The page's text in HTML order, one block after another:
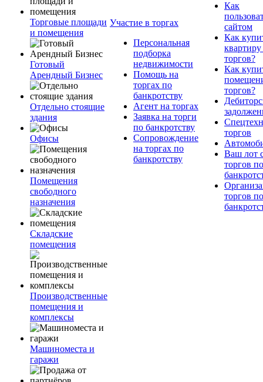
Торговые площади
и помещения
Готовый
Арендный Бизнес
Отдельно стоящие
здания
Офисы
Помещения
свободного
назначения
Складские
помещения
Производственные
помещения и
комплексы
Машиноместа и
гаражи
Участие в торгах
Персональная
подборка
недвижимости
Помощь на
торгах по
банкротству
Агент на торгах
Заявка на торги
по банкротству
Сопровождение
на торгах по
банкротству
Как
сайтом
Как
квартиру
торгов?
Как
торгов?
торгов
Ваш лот
торгов по
торгов по